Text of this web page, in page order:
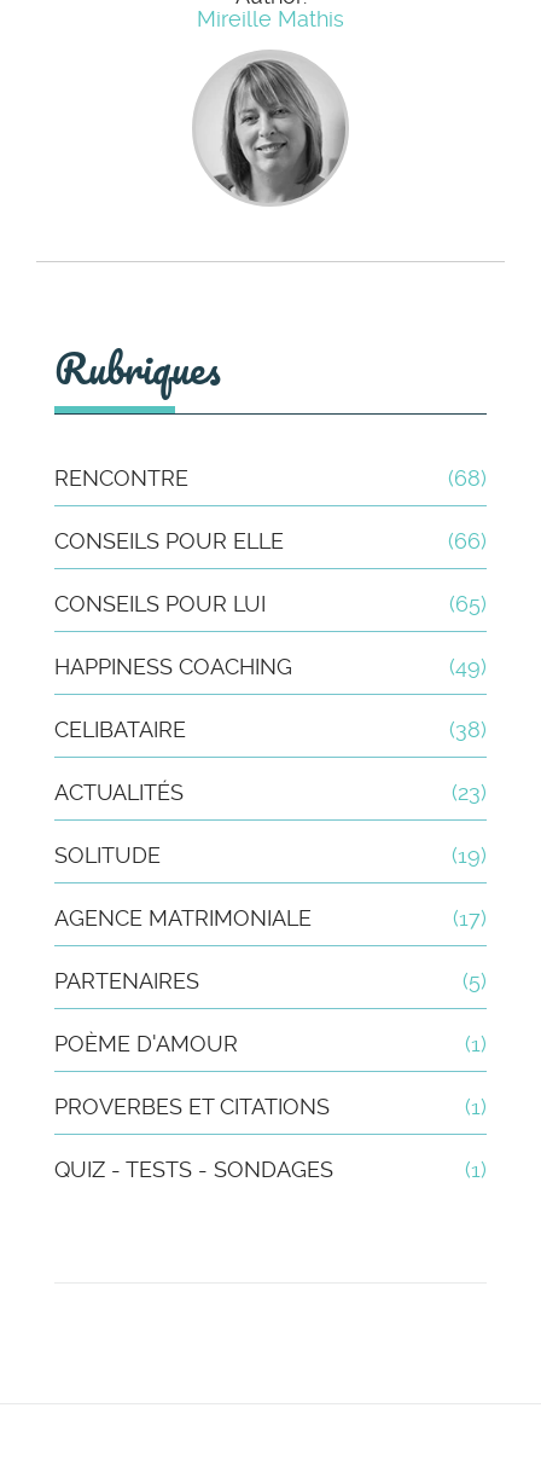
Mireille Mathis
Rubriques
RENCONTRE (68)
CONSEILS POUR ELLE (66)
CONSEILS POUR LUI (65)
HAPPINESS COACHING (49)
CELIBATAIRE (38)
ACTUALITÉS (23)
SOLITUDE (19)
AGENCE MATRIMONIALE (17)
PARTENAIRES (5)
POÈME D'AMOUR (1)
PROVERBES ET CITATIONS (1)
QUIZ - TESTS - SONDAGES (1)